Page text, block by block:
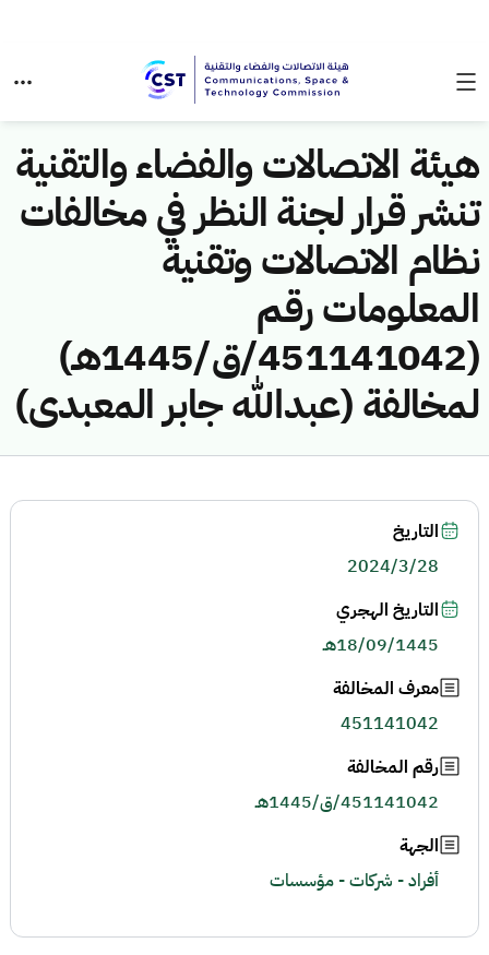
هيئة الاتصالات والفضاء والتقنية
تنشر قرار لجنة النظر في مخالفات
نظام الاتصالات وتقنية
المعلومات رقم
(451141042/ق/1445هـ)
لمخالفة (عبدالله جابر المعبدى)
التاريخ
2024/3/28
التاريخ الهجري
18/09/1445هـ
معرف المخالفة
451141042
رقم المخالفة
451141042/ق/1445هـ
الجهة
أفراد - شركات - مؤسسات